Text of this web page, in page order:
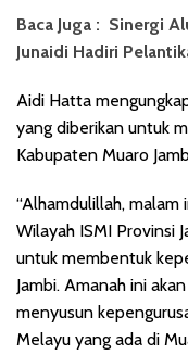
Baca Juga : Sinergi
Junaidi Hadiri
Aidi Hatta
yang diberikan untuk
Kabupaten Muaro
“Alhamdulillah,
Wilayah ISMI Provinsi
untuk membentuk
Jambi. Amanah ini
menyusun
Melayu yang ada di